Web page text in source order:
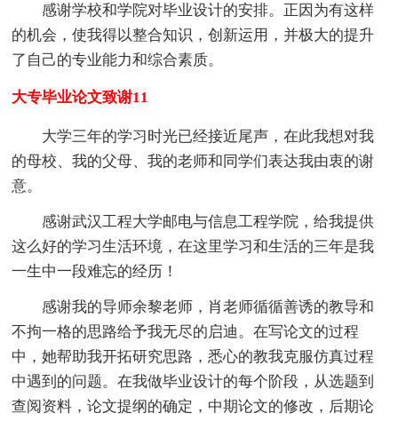
感谢学校和学院对毕业设计的安排。正因为有这样
的机会，使我得以整合知识，创新运用，并极大的提升
了自己的专业能力和综合素质。
大专毕业论文致谢11
大学三年的学习时光已经接近尾声，在此我想对我
的母校、我的父母、我的老师和同学们表达我由衷的谢
意。
感谢武汉工程大学邮电与信息工程学院，给我提供
这么好的学习生活环境，在这里学习和生活的三年是我
一生中一段难忘的经历！
感谢我的导师余黎老师，肖老师循循善诱的教导和
不拘一格的思路给予我无尽的启迪。在写论文的过程
中，她帮助我开拓研究思路，悉心的教我克服仿真过程
中遇到的问题。在我做毕业设计的每个阶段，从选题到
查阅资料，论文提纲的确定，中期论文的修改，后期论